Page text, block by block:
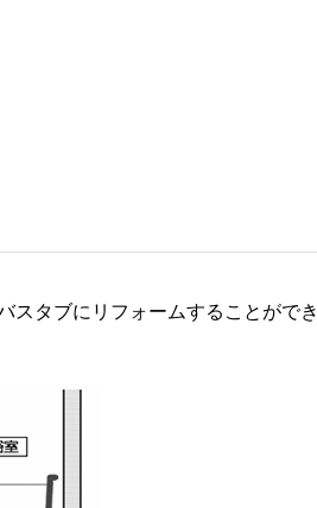
スタブにリフォームすることができ